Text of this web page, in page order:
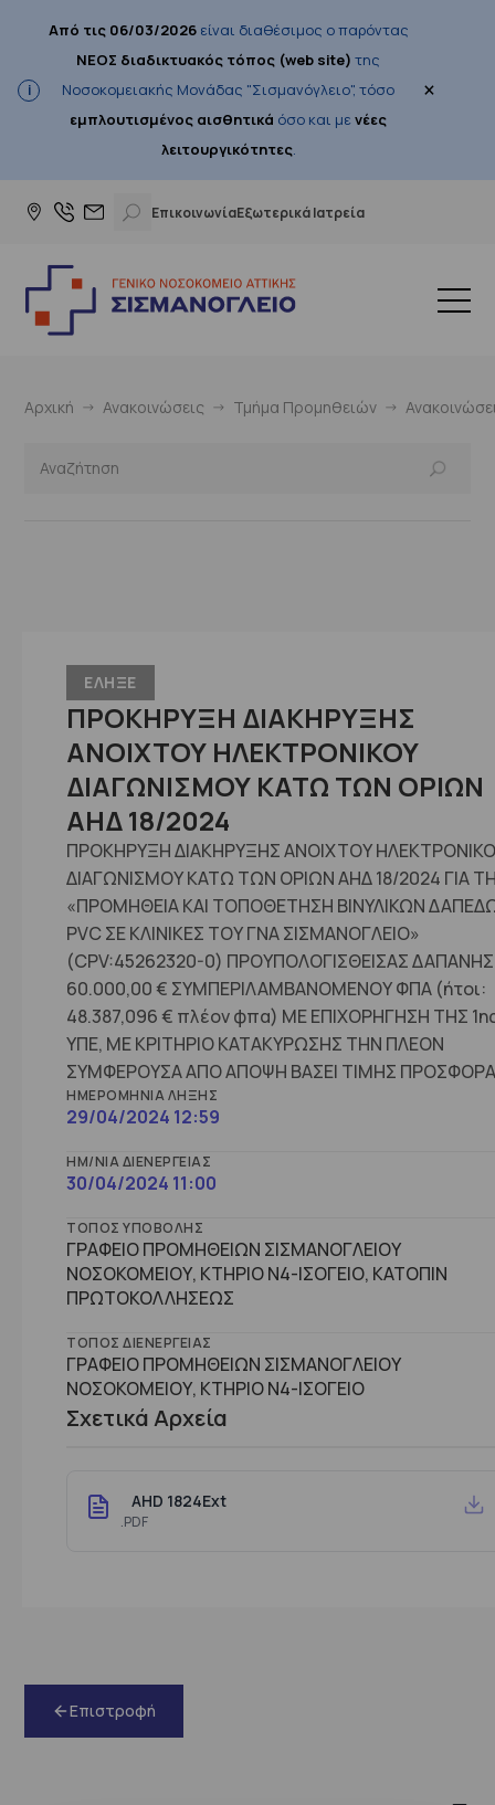
Από τις 06/03/2026είναι διαθέσιμος ο παρόντας
ΝΕΟΣ διαδικτυακός τόπος (web site) της
Νοσοκομειακής Μονάδας "Σισμανόγλειο", τόσο
εμπλουτισμένος αισθητικά όσο και μενέες
λειτουργικότητες.
×
ΕπικοινωνίαΕξωτερικά Ιατρεία
Αρχική Ανακοινώσεις Τμήμα Προμηθειών
ΕΛΗΞΕ
ΠΡΟΚΗΡΥΞΗ ΔΙΑΚΗΡΥΞΗΣ
ΑΝΟΙΧΤΟΥ ΗΛΕΚΤΡΟΝΙΚΟΥ
ΔΙΑΓΩΝΙΣΜΟΥ ΚΑΤΩ ΤΩΝ ΟΡΙΩΝ
ΑΗΔ 18/2024
ΠΡΟΚΗΡΥΞΗ ΔΙΑΚΗΡΥΞΗΣ ΑΝΟΙΧΤΟΥ
ΔΙΑΓΩΝΙΣΜΟΥ ΚΑΤΩ ΤΩΝ ΟΡΙΩΝ ΑΗΔ 18/2024 ΓΙΑ
«ΠΡΟΜΗΘΕΙΑ ΚΑΙ ΤΟΠΟΘΕΤΗΣΗ ΒΙΝΥΛΙΚΩΝ
PVC ΣΕ ΚΛΙΝΙΚΕΣ ΤΟΥ ΓΝΑ ΣΙΣΜΑΝΟΓΛΕΙΟ»
(CPV:45262320-0) ΠΡΟΥΠΟΛΟΓΙΣΘΕΙΣΑΣ ΔΑΠΑΝΗΣ
60.000,00 € ΣΥΜΠΕΡΙΛΑΜΒΑΝΟΜΕΝΟΥ ΦΠΑ (ήτοι:
48.387,096 € πλέον φπα) ΜΕ ΕΠΙΧΟΡΗΓΗΣΗ ΤΗΣ
ΥΠΕ, ΜΕ ΚΡΙΤΗΡΙΟ ΚΑΤΑΚΥΡΩΣΗΣ ΤΗΝ ΠΛΕΟΝ
ΣΥΜΦΕΡΟΥΣΑ ΑΠΟ ΑΠΟΨΗ ΒΑΣΕΙ ΤΙΜΗΣ ΠΡΟΣΦΟΡΑ
ΗΜΕΡΟΜΗΝΊΑ ΛΉΞΗΣ
29/04/2024 12:59
ΗΜ/ΝΊΑ ΔΙΕΝΈΡΓΕΙΑΣ
30/04/2024 11:00
ΤΌΠΟΣ ΥΠΟΒΟΛΉΣ
ΓΡΑΦΕΙΟ ΠΡΟΜΗΘΕΙΩΝ ΣΙΣΜΑΝΟΓΛΕΙΟΥ
ΝΟΣΟΚΟΜΕΙΟΥ, ΚΤΗΡΙΟ Ν4-ΙΣΟΓΕΙΟ, ΚΑΤΟΠΙΝ
ΠΡΩΤΟΚΟΛΛΗΣΕΩΣ
ΤΌΠΟΣ ΔΙΕΝΈΡΓΕΙΑΣ
ΓΡΑΦΕΙΟ ΠΡΟΜΗΘΕΙΩΝ ΣΙΣΜΑΝΟΓΛΕΙΟΥ
ΝΟΣΟΚΟΜΕΙΟΥ, ΚΤHΡΙΟ Ν4-ΙΣΟΓΕΙΟ
Σχετικά Αρχεία
AHD 1824Ext
.PDF
Επιστροφή